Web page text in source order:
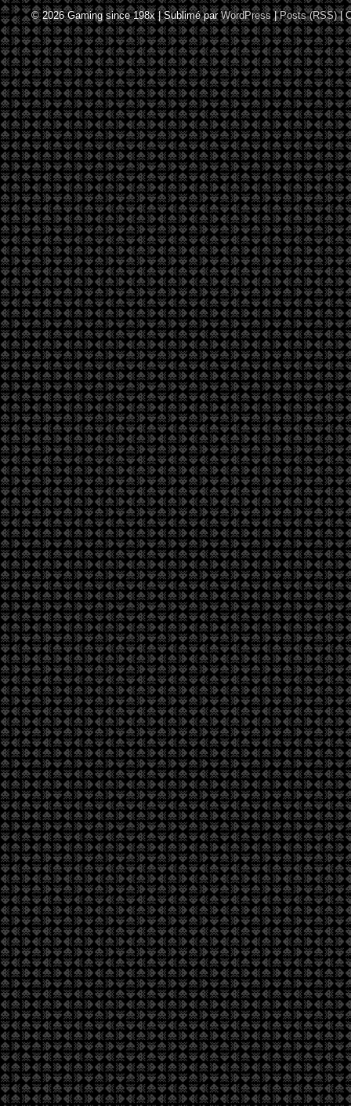
© 2026Gaming since 198x |Sublimé parWordPress |Posts (RSS)|